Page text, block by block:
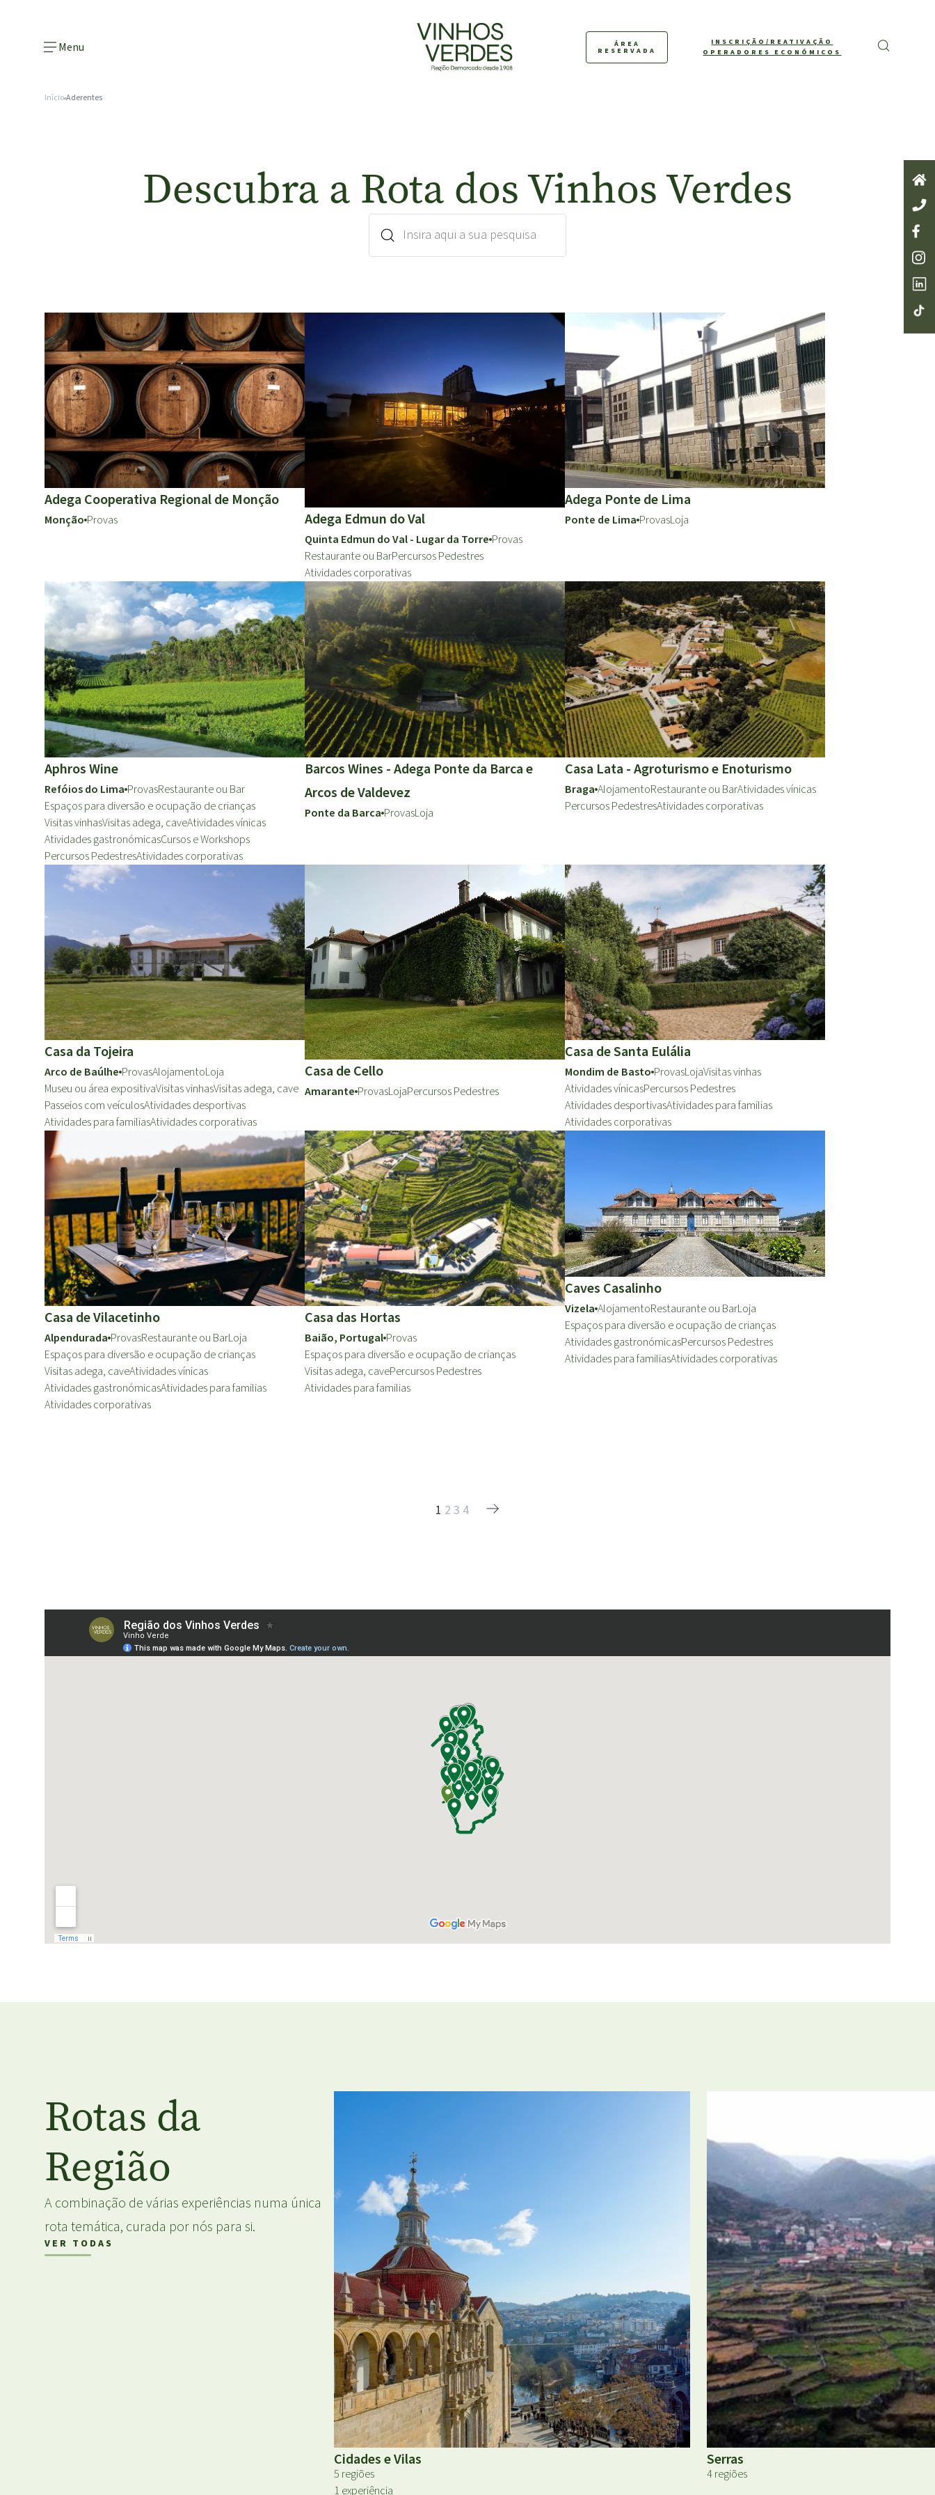
Menu ÁREA
RESERVADA
INSCRIÇÃO/REATIVAÇÃO
OPERADORES ECONÓMICOS
InícioAderentes
Descubra a Rota dos Vinhos Verdes
Adega Cooperativa Regional de Monção
Monção Provas Adega Edmun do Val
Quinta Edmun do Val - Lugar da Torre Provas
Restaurante ou BarPercursos Pedestres
Atividades corporativas
Adega Ponte de Lima
Ponte de Lima ProvasLoja
Aphros Wine
Refóios do Lima ProvasRestaurante ou Bar
Espaços para diversão e ocupação de crianças
Visitas vinhasVisitas adega, caveAtividades vínicas
Atividades gastronómicasCursos e Workshops
Percursos PedestresAtividades corporativas
Barcos Wines - Adega Ponte da Barca e
Arcos de Valdevez
Ponte da Barca ProvasLoja
Casa Lata - Agroturismo e Enoturismo
Braga AlojamentoRestaurante ou BarAtividades vínicas
Percursos PedestresAtividades corporativas
Casa da Tojeira
Arco de Baúlhe ProvasAlojamentoLoja
Museu ou área expositivaVisitas vinhasVisitas adega, cave
Passeios com veículosAtividades desportivas
Atividades para familiasAtividades corporativas
Casa de Cello
Amarante ProvasLojaPercursos Pedestres
Casa de Santa Eulália
Mondim de Basto ProvasLojaVisitas vinhas
Atividades vínicasPercursos Pedestres
Atividades desportivasAtividades para familias
Atividades corporativas
Casa de Vilacetinho
Alpendurada ProvasRestaurante ou BarLoja
Espaços para diversão e ocupação de crianças
Visitas adega, caveAtividades vínicas
Atividades gastronómicasAtividades para familias
Atividades corporativas
Casa das Hortas
Baião, Portugal Provas
Espaços para diversão e ocupação de crianças
Visitas adega, cavePercursos Pedestres
Atividades para familias
Caves Casalinho
Vizela AlojamentoRestaurante ou BarLoja
Espaços para diversão e ocupação de crianças
Atividades gastronómicasPercursos Pedestres
Atividades para familiasAtividades corporativas
1 2 3 4
Rotas da
Região
A combinação de várias experiências numa única
rota temática, curada por nós para si.
VER TODAS
Cidades e Vilas
5 regiões
1 experiência
Serras
4 regiões